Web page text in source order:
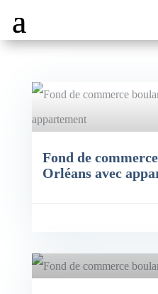
Fond de
Orléans avec